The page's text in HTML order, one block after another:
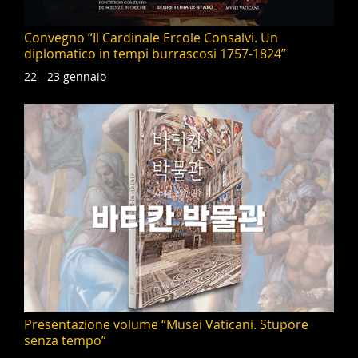
Convegno “Il Cardinale Ercole Consalvi. Un
diplomatico in tempi burrascosi 1757-1824”
22 - 23 gennaio
Presentazione volume “Musei Vaticani. Stupore
senza tempo”